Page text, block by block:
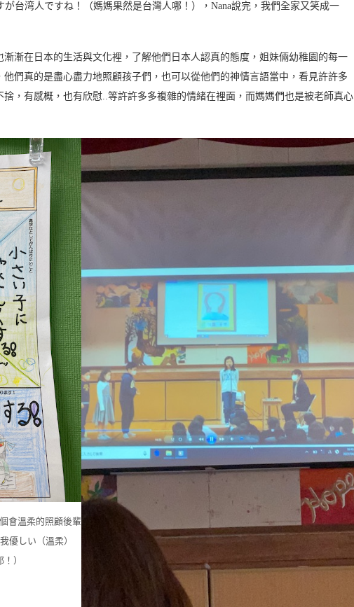
台湾人ですね！（媽媽果然是台灣人哪！），Nana說完，我們全家又笑成一
漸在日本的生活與文化裡，了解他們日本人認真的態度，姐妹倆幼稚園的每一
們真的是盡心盡力地照顧孩子們，也可以從他們的神情言語當中，看見許許多
，有感概，也有欣慰..等許許多多複雜的情緒在裡面，而媽媽們也是被老師真心
會溫柔的照顧後輩
優しい（溫柔）
）